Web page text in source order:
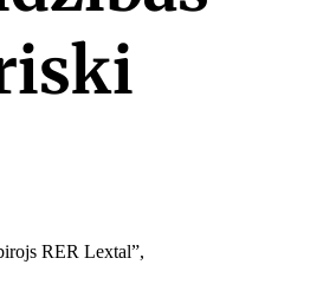
RER Lextal”,